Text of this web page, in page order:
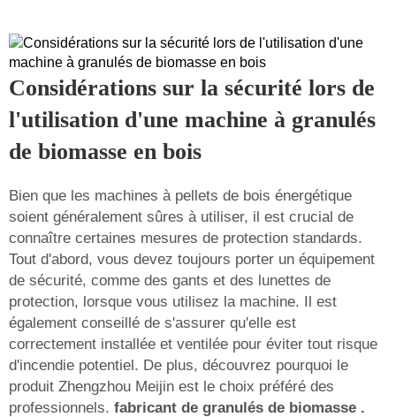
Considérations sur la sécurité lors de
l'utilisation d'une machine à granulés
de biomasse en bois
Bien que les machines à pellets de bois énergétique
soient généralement sûres à utiliser, il est crucial de
connaître certaines mesures de protection standards.
Tout d'abord, vous devez toujours porter un équipement
de sécurité, comme des gants et des lunettes de
protection, lorsque vous utilisez la machine. Il est
également conseillé de s'assurer qu'elle est
correctement installée et ventilée pour éviter tout risque
d'incendie potentiel. De plus, découvrez pourquoi le
produit Zhengzhou Meijin est le choix préféré des
professionnels. fabricant de granulés de biomasse .